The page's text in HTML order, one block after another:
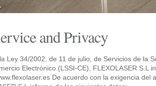
and Privacy
Ley 34/2002, de 11 de julio, de Servicios de la
Electrónico (LSSI-CE), FLEXOLASER S.L
De acuerdo con la exigencia del